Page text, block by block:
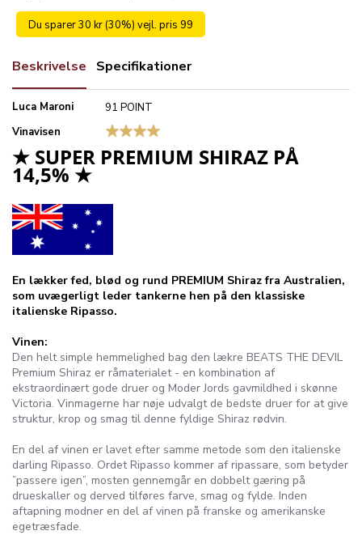
Du sparer 30 kr (30%) vejl. pris 99
Beskrivelse Specifikationer
Luca Maroni
91 POINT
Vinavisen
★ SUPER PREMIUM SHIRAZ PÅ
14,5% ★
En lækker fed, blød og rund PREMIUM Shiraz fra Australien,
som uvægerligt leder tankerne hen på den klassiske
italienske Ripasso.
Vinen:
Den helt simple hemmelighed bag den lækre BEATS THE DEVIL
Premium Shiraz er råmaterialet - en kombination af
ekstraordinært gode druer og Moder Jords gavmildhed i skønne
Victoria. Vinmagerne har nøje udvalgt de bedste druer for at give
struktur, krop og smag til denne fyldige Shiraz rødvin.
En del af vinen er lavet efter samme metode som den italienske
darling Ripasso. Ordet Ripasso kommer af ripassare, som betyder
”passere igen”, mosten gennemgår en dobbelt gæring på
drueskaller og derved tilføres farve, smag og fylde. Inden
aftapning modner en del af vinen på franske og amerikanske
egetræsfade.